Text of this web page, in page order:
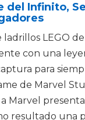
del Infinito,
LEGO
con una
para
de Marvel
Marvel
resultado una